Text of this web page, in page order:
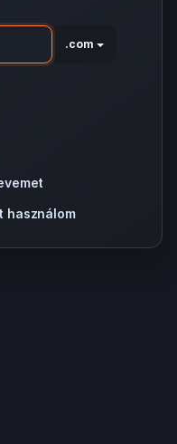
.com
használom